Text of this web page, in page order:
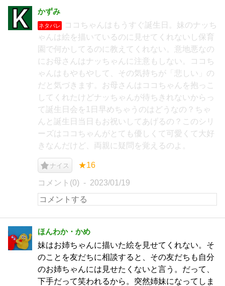
かずみ
ネタバレ
ココちゃんはもうすぐ誕生日。妹のナッち
ゃんは絵を描いているのに見せてくれないし保育
園で何かしてるのに教えてくれない。意地悪なの
にお母さんはナッちゃんに注意もしない。ココち
ゃんはもやもやして、その気持ちが「悲しい」の
だと気づきます。お母さんはココちゃんを抱っこ
してくれたけどナッちゃんが待ちきれないからっ
て誕生日会を1日早めちゃうのはどうなの？ちゃ
んと誕生日当日もお祝いしてあげるの？このシリ
ーズはココちゃんがとても優しくて可愛くて大好
きなんだけど、両親に疑問を覚えるのよ。
ナイス ★16
コメント(0) 2023/01/19
ほんわか・かめ
妹はお姉ちゃんに描いた絵を見せてくれない。そ
のことを友だちに相談すると、その友だちも自分
のお姉ちゃんには見せたくないと言う。だって、
下手だって笑われるから。突然姉妹になってしま